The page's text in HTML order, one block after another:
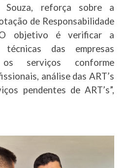
Souza, reforça sobre a
de Responsabilidade
objetivo é verificar a
técnicas das empresas
os serviços conforme
análise das ART’s
pendentes de ART’s”,